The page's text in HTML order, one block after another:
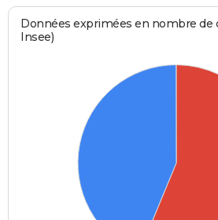
Données exprimées en nombre de
Insee)